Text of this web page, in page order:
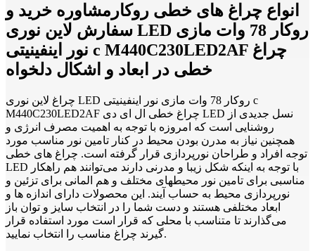
انواع چراغ های خطی روکارمشاوره خرید و
سفارش لاین نوری LED روکار 78 وات مازی
نور اینفینیتی c M440C230LED2AF چراغ
خطی در ابعاد و اشکال دلخواه
چراغ لاین نوری LED روکار 78 وات مازی نور اینفینیتی c
M440C230LED2AF چراغ خطی ال ای دی LED نسل جدیدی از
روشنایی است که امروزه با توجه به اهمیت مصرف انرژی و
همچنین نیاز به مدرن بودن محیط در کنار تامین نور مناسب مورد
توجه افراد و طراحان نورپردازی قرار گرفته است. چراغ های خطی
LED با توجه به اینکه شکل زیبا و مدرنی دارند می‌توانند هم راهکار
مناسبی برای تامین نور محیطهای مختلف و هم المانی برای تزئین و
نورپردازی محیط به حساب آیند. این محصولات دارای اندازه ها و
ابعاد مختلفی هستند و دست شما را در انتخاب سایز و توان باز
می‌گذارند تا متناسب با محلی که قرار است مورد استفاده قرار
گیرند چراغ مناسب را انتخاب نمایید.